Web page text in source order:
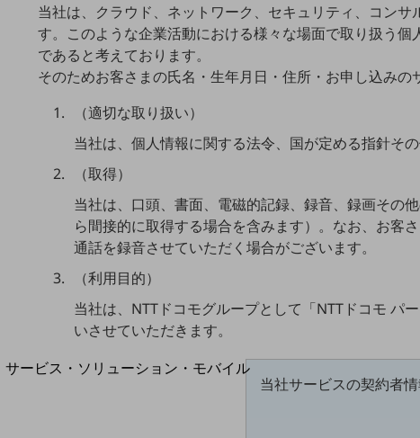
Smart Healthcare
Smart Industry
Smart Mobility
Smart Worksite
生成AI(Generative AI)
地域社会を支える皆さまと地域課題の解決や
地域経済のさらなる活性化に取り組みます
LGPF(Local Government Platform)
別ウィンドウで開きます
サービス・ソリューション・モバイル
当社は、クラウド、ネットワーク、セキュリティ、コン
す。このような企業活動における様々な場面で取り扱う
であると考えております。
そのためお客さまの氏名・生年月日・住所・お申し込み
（適切な取り扱い）
当社は、個人情報に関する法令、国が定める指針そ
（取得）
当社は、口頭、書面、電磁的記録、録音、録画その
ら間接的に取得する場合を含みます）。なお、お客
通話を録音させていただく場合がございます。
（利用目的）
当社は、NTTドコモグループとして「NTTドコモ パ
いさせていただきます。
当社サービスの契約者